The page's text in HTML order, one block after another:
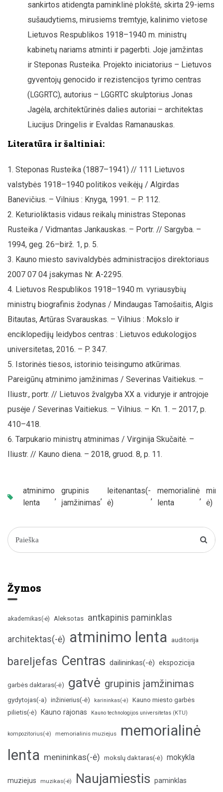
sankirtos atidengta paminklinė plokštė, skirta 29-iems
sušaudytiems, mirusiems tremtyje, kalinimo vietose
Lietuvos Respublikos 1918–1940 m. ministrų
kabinetų nariams atminti ir pagerbti. Joje įamžintas
ir Steponas Rusteika. Projekto iniciatorius – Lietuvos
gyventojų genocido ir rezistencijos tyrimo centras
(LGGRTC), autorius – LGGRTC skulptorius Jonas
Jagėla, architektūrinės dalies autoriai – architektas
Liucijus Dringelis ir Evaldas Ramanauskas.
Literatūra ir šaltiniai:
Steponas Rusteika (1887–1941) // 111 Lietuvos
valstybės 1918–1940 politikos veikėjų / Algirdas
Banevičius. – Vilnius : Knyga, 1991. – P. 112.
Keturioliktasis vidaus reikalų ministras Steponas
Rusteika / Vidmantas Jankauskas. – Portr. // Sargyba. –
1994, geg. 26–birž. 1, p. 5.
Kauno miesto savivaldybės administracijos direktoriaus
2007 07 04 įsakymas Nr. A-2295.
Lietuvos Respublikos 1918–1940 m. vyriausybių
ministrų biografinis žodynas / Mindaugas Tamošaitis, Algis
Bitautas, Artūras Svarauskas. – Vilnius : Mokslo ir
enciklopedijų leidybos centras : Lietuvos edukologijos
universitetas, 2016. – P. 347.
Istorinės tiesos, istorinio teisingumo atkūrimas.
Pareigūnų atminimo įamžinimas / Severinas Vaitiekus. –
Iliustr., portr. // Lietuvos žvalgyba XX a. viduryje ir antrojoje
pusėje / Severinas Vaitiekus. – Vilnius. – Kn. 1. – 2017, p.
410–418.
Tarpukario ministrų atminimas / Virginija Skučaitė. –
Iliustr. // Kauno diena. – 2018, gruod. 8, p. 11.
atminimo
lenta
,
grupinis
įamžinimas
,
leitenantas(-
ė)
,
memorialinė
lenta
,
ė)
Žymos
akademikas(-ė) Aleksotas antkapinis paminklas
architektas(-ė) atminimo lenta auditorija
bareljefas Centras dailininkas(-ė) ekspozicija
garbės daktaras(-ė) gatvė grupinis įamžinimas
gydytojas(-a) inžinierius(-ė) karininkas(-ė)
Kauno miesto garbės
pilietis(-ė)
Kauno rajonas Kauno technologijos universitetas (KTU)
kompozitorius(-ė) memorialinis muziejus
memorialinė
lenta menininkas(-ė) mokslų daktaras(-ė) mokykla
muziejus muzikas(-ė) Naujamiestis paminklas